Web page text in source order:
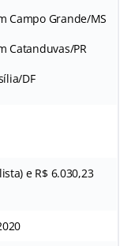
Campo Grande/MS
Catanduvas/PR
DF
e R$ 6.030,23